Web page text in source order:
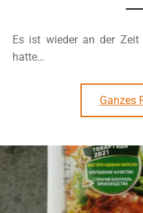
Es ist wieder an der Zeit
hatte…
Ganzes